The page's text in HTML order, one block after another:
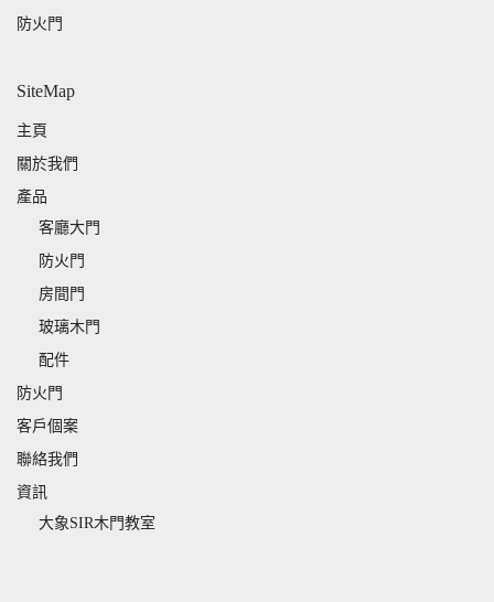
防火門
SiteMap
主頁
關於我們
產品
客廳大門
防火門
房間門
玻璃木門
配件
防火門
客戶個案
聯絡我們
資訊
大象SIR木門教室